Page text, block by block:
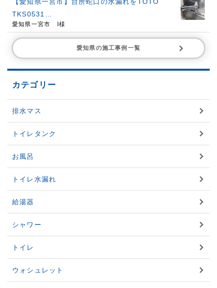
TKS0531…
愛知県一宮市 I様
愛知県の施工事例一覧
カテゴリー
排水マス
トイレタンク
お風呂
トイレ水漏れ
給湯器
シャワー
トイレ
ウォシュレット